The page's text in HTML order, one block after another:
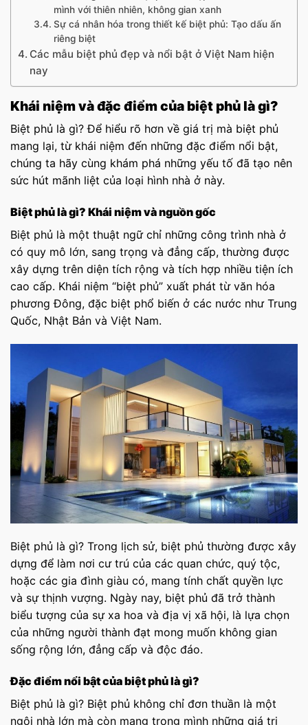
mình với thiên nhiên, không gian xanh
Sự cá nhân hóa trong thiết kế biệt phủ: Tạo dấu ấn
riêng biệt
Các mẫu biệt phủ đẹp và nổi bật ở Việt Nam hiện
nay
Khái niệm và đặc điểm của biệt phủ là gì?
Biệt phủ là gì? Để hiểu rõ hơn về giá trị mà biệt phủ
mang lại, từ khái niệm đến những đặc điểm nổi bật,
chúng ta hãy cùng khám phá những yếu tố đã tạo nên
sức hút mãnh liệt của loại hình nhà ở này.
Biệt phủ là gì? Khái niệm và nguồn gốc
Biệt phủ là một thuật ngữ chỉ những công trình nhà ở
có quy mô lớn, sang trọng và đẳng cấp, thường được
xây dựng trên diện tích rộng và tích hợp nhiều tiện ích
cao cấp. Khái niệm “biệt phủ” xuất phát từ văn hóa
phương Đông, đặc biệt phổ biến ở các nước như Trung
Quốc, Nhật Bản và Việt Nam.
Biệt phủ là gì? Trong lịch sử, biệt phủ thường được xây
dựng để làm nơi cư trú của các quan chức, quý tộc,
hoặc các gia đình giàu có, mang tính chất quyền lực
và sự thịnh vượng. Ngày nay, biệt phủ đã trở thành
biểu tượng của sự xa hoa và địa vị xã hội, là lựa chọn
của những người thành đạt mong muốn không gian
sống rộng lớn, đẳng cấp và độc đáo.
Đặc điểm nổi bật của biệt phủ là gì?
Biệt phủ là gì? Biệt phủ không chỉ đơn thuần là một
ngôi nhà lớn mà còn mang trong mình những giá trị